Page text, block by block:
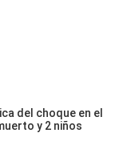
del choque en el
y 2 niños